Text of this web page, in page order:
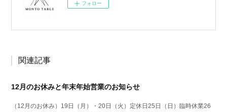
フォロー
関連記事
12月のお休みと年末年始営業のお知らせ
（12月のお休み）19日（月）・20日（火）定休日25日（日）臨時休業26